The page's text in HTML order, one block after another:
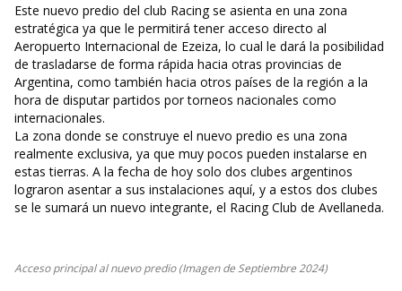
Este nuevo predio del club Racing se asienta en una zona
estratégica ya que le permitirá tener acceso directo al
Aeropuerto Internacional de Ezeiza, lo cual le dará la posibilidad
de trasladarse de forma rápida hacia otras provincias de
Argentina, como también hacia otros países de la región a la
hora de disputar partidos por torneos nacionales como
internacionales.
La zona donde se construye el nuevo predio es una zona
realmente exclusiva, ya que muy pocos pueden instalarse en
estas tierras. A la fecha de hoy solo dos clubes argentinos
lograron asentar a sus instalaciones aquí, y a estos dos clubes
se le sumará un nuevo integrante, el Racing Club de Avellaneda.
Acceso principal al nuevo predio (Imagen de Septiembre 2024)